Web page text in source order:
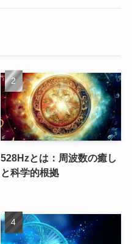
528Hzとは：周波数の癒し
と科学的根拠